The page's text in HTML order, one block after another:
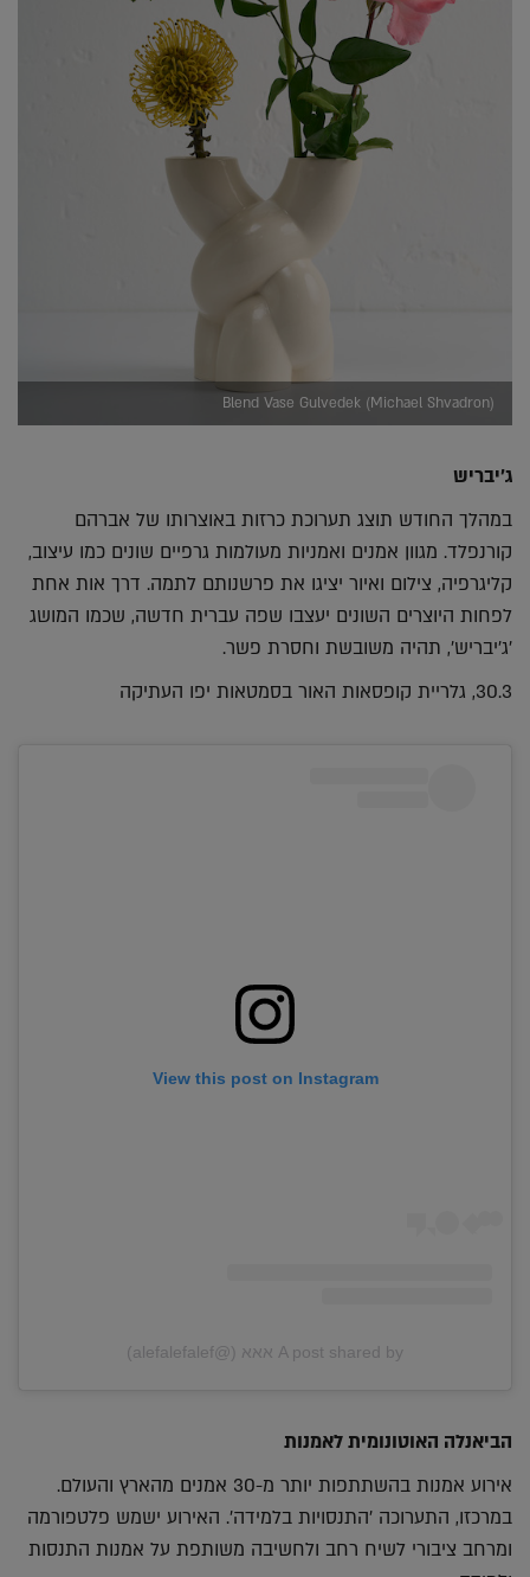
Blend Vase Gulvedek (Michael Shvadron)
ג'יבריש
במהלך החודש תוצג תערוכת כרזות באוצרותו של אברהם
קורנפלד. מגוון אמנים ואמניות מעולמות גרפיים שונים כמו עיצוב,
קליגרפיה, צילום ואיור יציגו את פרשנותם לתמה. דרך אות אחת
לפחות היוצרים השונים יעצבו שפה עברית חדשה, שכמו המושג
'ג'יבריש', תהיה משובשת וחסרת פשר.
30.3, גלריית קופסאות האור בסמטאות יפו העתיקה
View this post on Instagram
A post shared by אאא (@alefalefalef)
הביאנלה האוטונומית לאמנות
אירוע אמנות בהשתתפות יותר מ-30 אמנים מהארץ והעולם.
במרכזו, התערוכה 'התנסויות בלמידה'. האירוע ישמש פלטפורמה
ומרחב ציבורי לשיח רחב ולחשיבה משותפת על אמנות התנסות